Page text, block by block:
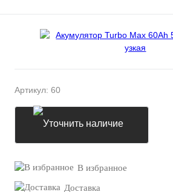
Артикул: 60
В избранное
Доставка